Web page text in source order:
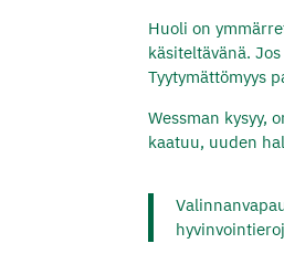
Huoli on
käsiteltävänä.
Tyytymättömyys
Wessman kysyy,
kaatuu, uuden